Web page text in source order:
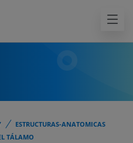
ESTRUCTURAS-ANATOMICAS
TÁLAMO